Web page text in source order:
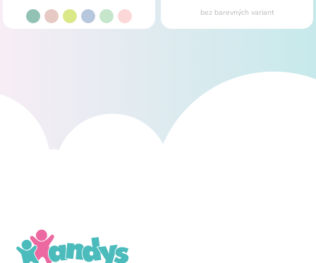
bez barevných variant